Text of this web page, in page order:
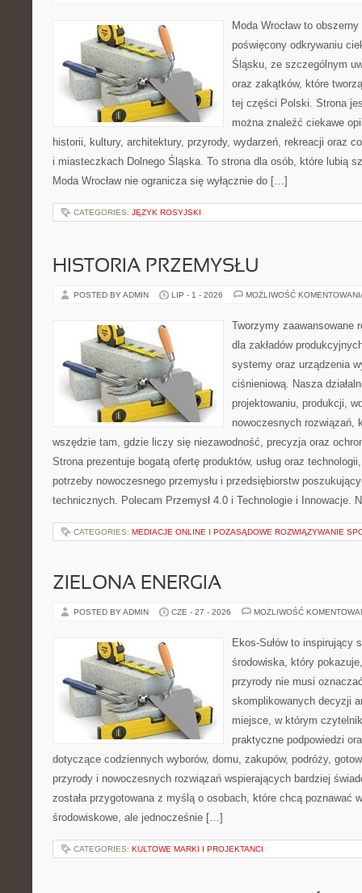
Moda Wrocław to
poświęcony odkrywaniu
Śląsku, ze szczególnym
oraz zakątków, które
tej części Polski. Strona
można znaleźć ciekawe
historii, kultury, architektury, przyrody, wydarzeń, rekreacji oraz
i miasteczkach Dolnego Śląska. To strona dla osób, które lubią
Moda Wrocław nie ogranicza się wyłącznie do […]
CATEGORIES: JĘZYK ROSYJSKI
HISTORIA PRZEMYSŁU
POSTED BY ADMIN LIP - 1 - 2026 MOŻLIWOŚĆ
Tworzymy zaawansowane
dla zakładów
systemy oraz urządzenia
ciśnieniową. Nasza
projektowaniu, produkcji,
nowoczesnych rozwiązań,
wszędzie tam, gdzie liczy się niezawodność, precyzja oraz
Strona prezentuje bogatą ofertę produktów, usług oraz
potrzeby nowoczesnego przemysłu i przedsiębiorstw
technicznych. Polecam Przemysł 4.0 i Technologie i Innowacje.
CATEGORIES: MEDIACJE ONLINE I POZASĄDOWE ROZWIĄZYWANIE
ZIELONA ENERGIA
POSTED BY ADMIN CZE - 27 - 2026 MOŻLIWOŚĆ
Ekos-Sułów to inspirujący
środowiska, który
przyrody nie musi
skomplikowanych decyzji
miejsce, w którym
praktyczne podpowiedzi
dotyczące codziennych wyborów, domu, zakupów, podróży,
przyrody i nowoczesnych rozwiązań wspierających bardziej
została przygotowana z myślą o osobach, które chcą poznawać
środowiskowe, ale jednocześnie […]
CATEGORIES: KULTOWE MARKI I PROJEKTANCI